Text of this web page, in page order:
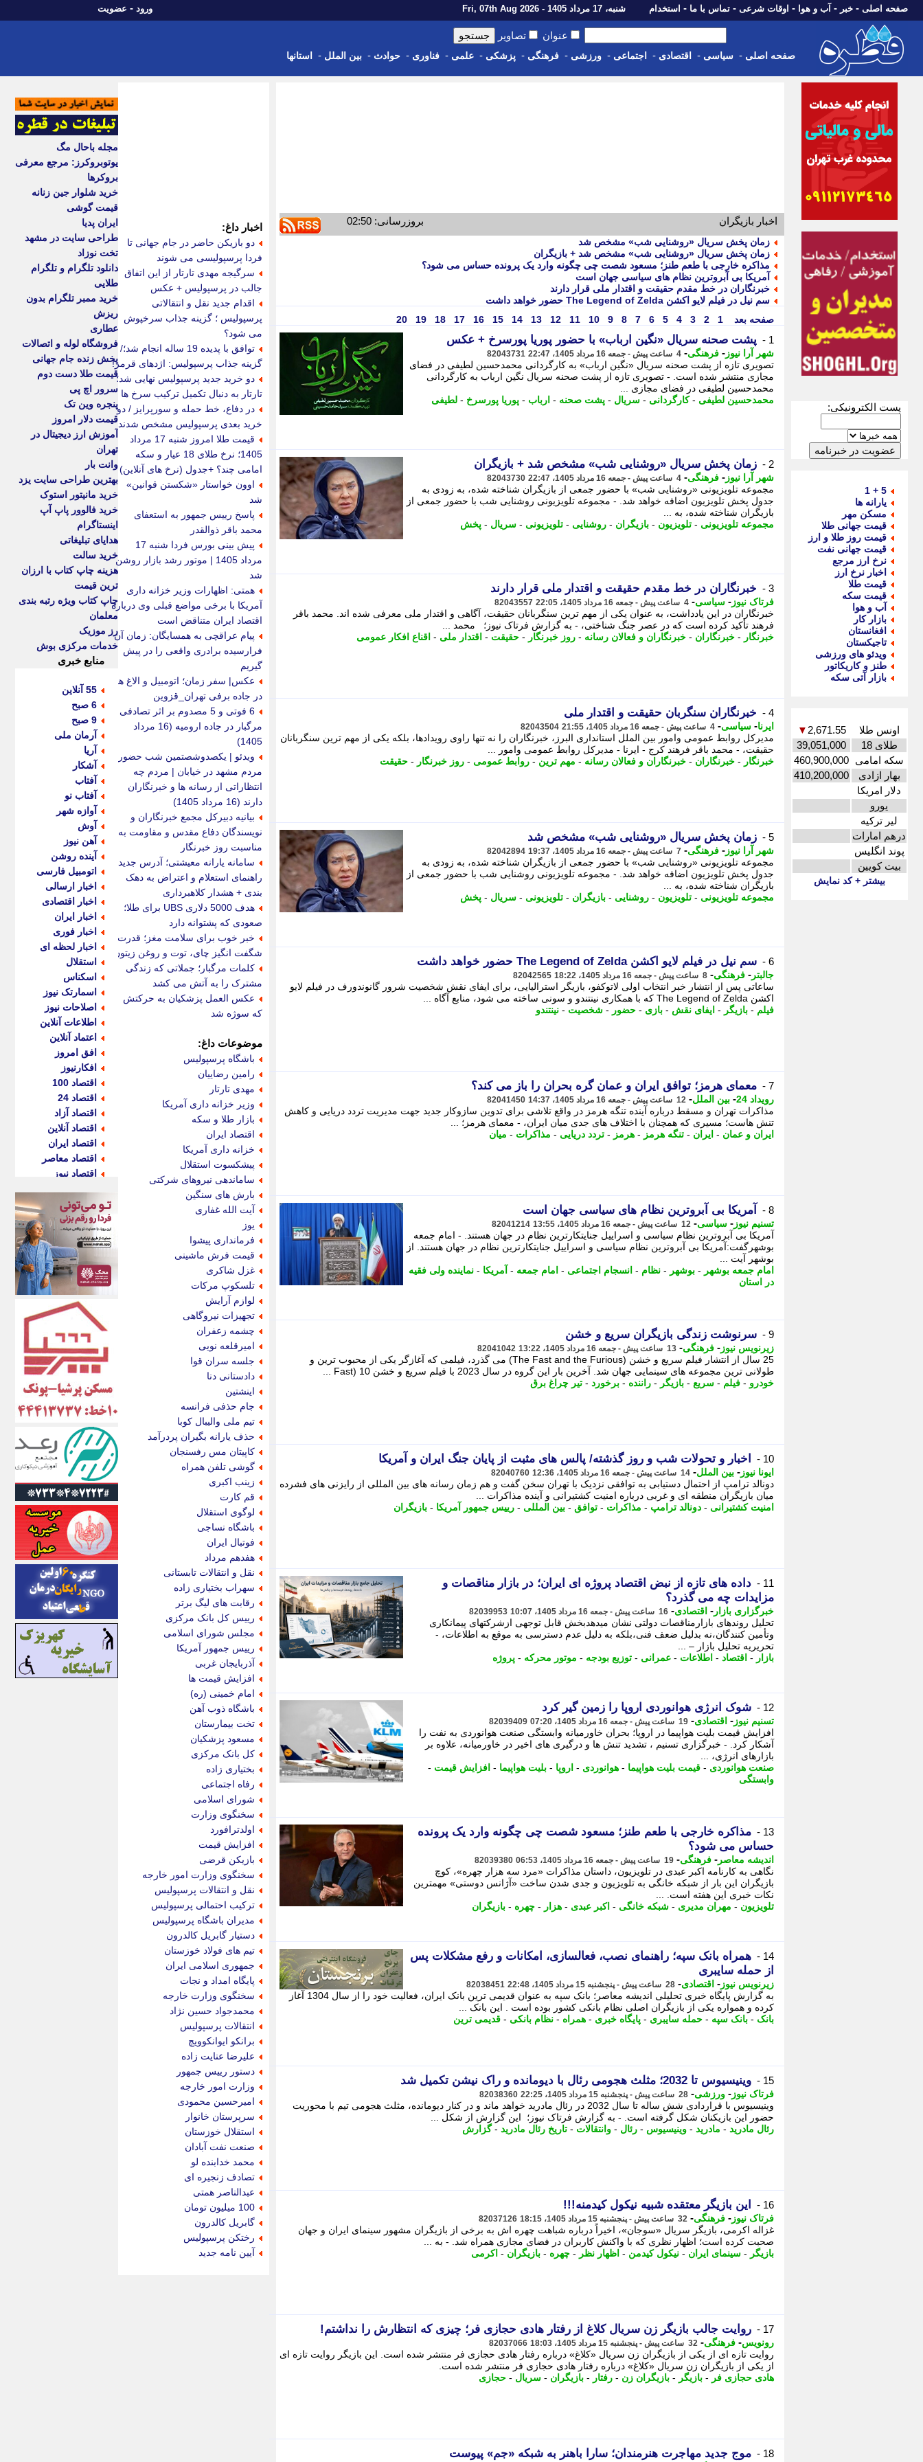
صفحه اصلی - خبر - آب و هوا - اوقات شرعی - تماس با ما - استخدام شنبه، 17 مرداد 1405 - Fri, 07th Aug 2026 ورود - عضویت
عنوان تصاویر
صفحه اصلی - سیاسی - اقتصادی - اجتماعی - ورزشی - فرهنگی - پزشکی - علمی - فناوری - حوادث - بین الملل - استانها
پست الکترونیکی:
5 + 1
یارانه ها
مسکن مهر
قیمت جهانی طلا
قیمت روز طلا و ارز
قیمت جهانی نفت
نرخ ارز مرجع
اخبار نرخ ارز
قیمت طلا
قیمت سکه
آب و هوا
بازار کار
افغانستان
تاجیکستان
ویدئو های ورزشی
طنز و کاریکاتور
بازار آتی سکه
اونس طلا 2,671.55
▼
طلای 18
39,051,000
سکه امامی 460,900,000
بهار ازادی
410,200,000
دلار امریکا
یورو
لیر ترکیه
درهم امارات
پوند انگلیس
بیت کویین
بیشتر + کد نمایش
اخبار بازیگران بروزرسانی: 02:50
زمان پخش سریال «روشنایی شب» مشخص شد
زمان پخش سریال «روشنایی شب» مشخص شد + بازیگران
مذاکره خارجی با طعم طنز؛ مسعود شصت چی چگونه وارد یک پرونده حساس می شود؟
آمریکا بی آبروترین نظام های سیاسی جهان است
خبرنگاران در خط مقدم حقیقت و اقتدار ملی قرار دارند
سم نیل در فیلم لایو اکشن The Legend of Zelda حضور خواهد داشت
صفحه بعد
1
2
3
4
5
6
7
8
9
10
11
12
13
14
15
16
17
18
19
20
1 - پشت صحنه سریال «نگین ارباب» با حضور پوریا پورسرخ + عکس
شهر آرا نیوز - فرهنگی- 4 ساعت پیش - جمعه 16 مرداد 1405، 22:47 82043731
تصویری تازه از پشت صحنه سریال «نگین ارباب» به کارگردانی محمدحسین لطیفی در فضای
مجازی منتشر شده است. - تصویری تازه از پشت صحنه سریال نگین ارباب به کارگردانی
محمدحسین لطیفی در فضای مجازی ...
محمدحسین لطیفی -کارگردانی - سریال - پشت صحنه - ارباب - پوریا پورسرخ - لطیفی
2 - زمان پخش سریال «روشنایی شب» مشخص شد + بازیگران
شهر آرا نیوز - فرهنگی- 4 ساعت پیش - جمعه 16 مرداد 1405، 22:47 82043730
مجموعه تلویزیونی «روشنایی شب» با حضور جمعی از بازیگران شناخته شده، به زودی به
جدول پخش تلویزیون اضافه خواهد شد. - مجموعه تلویزیونی روشنایی شب با حضور جمعی از
بازیگران شناخته شده، به ...
مجموعه تلویزیونی - تلویزیون - بازیگران - روشنایی - تلویزیونی - سریال - پخش
3 - خبرنگاران در خط مقدم حقیقت و اقتدار ملی قرار دارند
فرتاک نیوز - سیاسی- 4 ساعت پیش - جمعه 16 مرداد 1405، 22:05 82043557
خبرنگاران در این یادداشت، به عنوان یکی از مهم ترین سنگربانان حقیقت، آگاهی و اقتدار ملی معرفی شده اند. محمد باقر
فرهند تأکید کرده است که در عصر جنگ شناختی، - به گزارش فرتاک نیوز؛ محمد ...
خبرنگار - خبرنگاران - خبرنگاران و فعالان رسانه - روز خبرنگار - حقیقت - اقتدار ملی - اقناع افکار عمومی
4 - خبرنگاران سنگربان حقیقت و اقتدار ملی
ایرنا- سیاسی- 4 ساعت پیش - جمعه 16 مرداد 1405، 21:55 82043504
مدیرکل روابط عمومی وامور بین الملل استانداری البرز، خبرنگاران را نه تنها راوی رویدادها، بلکه یکی از مهم ترین سنگربانان
حقیقت، - محمد باقر فرهند کرج - ایرنا - مدیرکل روابط عمومی وامور ...
خبرنگار - خبرنگاران - خبرنگاران و فعالان رسانه - مهم ترین - روابط عمومی - روز خبرنگار - حقیقت
5 - زمان پخش سریال «روشنایی شب» مشخص شد
شهر آرا نیوز - فرهنگی- 7 ساعت پیش - جمعه 16 مرداد 1405، 19:37 82042894
مجموعه تلویزیونی «روشنایی شب» با حضور جمعی از بازیگران شناخته شده، به زودی به
جدول پخش تلویزیون اضافه خواهد شد. - مجموعه تلویزیونی روشنایی شب با حضور جمعی از
بازیگران شناخته شده، به ...
مجموعه تلویزیونی - تلویزیون - روشنایی - بازیگران - تلویزیونی - سریال - پخش
6 - سم نیل در فیلم لایو اکشن The Legend of Zelda حضور خواهد داشت
جالبتر - فرهنگی- 8 ساعت پیش - جمعه 16 مرداد 1405، 18:22 82042565
ساعاتی پس از انتشار خبر انتخاب اولی لاتوکفو، بازیگر استرالیایی، برای ایفای نقش شخصیت شرور گانوندورف در فیلم لایو
اکشن The Legend of Zelda که با همکاری نینتندو و سونی ساخته می شود، منابع آگاه ...
فیلم - بازیگر - ایفای نقش - بازی - حضور - شخصیت - نینتندو
7 - معمای هرمز؛ توافق ایران و عمان گره بحران را باز می کند؟
رویداد 24 - بین الملل- 12 ساعت پیش - جمعه 16 مرداد 1405، 14:37 82041450
مذاکرات تهران و مسقط درباره آینده تنگه هرمز در واقع تلاشی برای تدوین سازوکار جدید جهت مدیریت تردد دریایی و کاهش
تنش هاست؛ مسیری که همچنان با اختلاف های جدی میان ایران، - معمای هرمز؛ ...
ایران و عمان - ایران - تنگه هرمز - هرمز - تردد دریایی - مذاکرات - میان
8 - آمریکا بی آبروترین نظام های سیاسی جهان است
تسنیم نیوز - سیاسی- 12 ساعت پیش - جمعه 16 مرداد 1405، 13:55 82041214
آمریکا بی آبروترین نظام سیاسی و اسراییل جنایتکارترین نظام در جهان هستند. - امام جمعه
بوشهرگفت:آمریکا بی آبروترین نظام سیاسی و اسراییل جنایتکارترین نظام در جهان هستند. از
بوشهر آیت ...
امام جمعه بوشهر - بوشهر - نظام - انسجام اجتماعی - امام جمعه - آمریکا - نماینده ولی فقیه
در استان
9 - سرنوشت زندگی بازیگران سریع و خشن
زیرنویس نیوز - فرهنگی- 13 ساعت پیش - جمعه 16 مرداد 1405، 13:22 82041042
25 سال از انتشار فیلم سریع و خشن (The Fast and the Furious) می گذرد، فیلمی که آغازگر یکی از محبوب ترین و
طولانی ترین مجموعه های سینمایی جهان شد. آخرین بار این گروه در سال 2023 با فیلم سریع و خشن 10 (Fast ...
خودرو - فیلم - سریع - بازیگر - راننده - برخورد - تیر چراغ برق
10 - اخبار و تحولات شب و روز گذشته/ پالس های مثبت از پایان جنگ ایران و آمریکا
ایونا نیوز - بین الملل- 14 ساعت پیش - جمعه 16 مرداد 1405، 12:36 82040760
دونالد ترامپ از احتمال دستیابی به توافقی نزدیک با تهران سخن گفت و هم زمان رسانه های بین المللی از رایزنی های فشرده
میان بازیگران منطقه ای و غربی درباره امنیت کشتیرانی و آینده مذاکرات ...
امنیت کشتیرانی - دونالد ترامپ - مذاکرات - توافق - بین المللی - رییس جمهور آمریکا - بازیگران
11 -
داده های تازه از نبض اقتصاد پروژه ای ایران؛ در بازار مناقصات و
مزایدات چه می گذرد؟
خبرگزاری بازار - اقتصادی- 16 ساعت پیش - جمعه 16 مرداد 1405، 10:07 82039953
تحلیل روندهای بازارمناقصات دولتی نشان میدهدبخش قابل توجهی ازشرکتهای پیمانکاری
وتأمین کنندگان،نه بدلیل ضعف فنی،بلکه به دلیل عدم دسترسی به موقع به اطلاعات، -
تحریریه تحلیل بازار – ...
بازار - اقتصاد - اطلاعات - عمرانی - توزیع بودجه - موتور محرکه - پروژه
12 - شوک انرژی هوانوردی اروپا را زمین گیر کرد
تسنیم نیوز - اقتصادی- 19 ساعت پیش - جمعه 16 مرداد 1405، 07:20 82039409
افزایش قیمت بلیت هواپیما در اروپا؛ بحران خاورمیانه وابستگی صنعت هوانوردی به نفت را
آشکار کرد. - خبرگزاری تسنیم ، تشدید تنش ها و درگیری های اخیر در خاورمیانه، علاوه بر
بازارهای انرژی، ...
صنعت هوانوردی - قیمت بلیت هواپیما - هوانوردی - اروپا - بلیت هواپیما - افزایش قیمت -
وابستگی
13 -
مذاکره خارجی با طعم طنز؛ مسعود شصت چی چگونه وارد یک پرونده
حساس می شود؟
اندیشه معاصر - فرهنگی- 19 ساعت پیش - جمعه 16 مرداد 1405، 06:53 82039380
نگاهی به کارنامه اکبر عبدی در تلویزیون، داستان مذاکرات «مرد سه هزار چهره»، کوچ
بازیگران این بار از شبکه خانگی به تلویزیون و جدی شدن ساخت «آژانس دوستی» مهمترین
نکات خبری این هفته است. ...
تلویزیون - مهران مدیری - شبکه خانگی - اکبر عبدی - هزار - چهره - بازیگران
14 -
همراه بانک سپه؛ راهنمای نصب، فعالسازی، امکانات و رفع مشکلات پس
از حمله سایبری
زیرنویس نیوز - اقتصادی- 28 ساعت پیش - پنجشنبه 15 مرداد 1405، 22:48 82038451
به گزارش پایگاه خبری تحلیلی اندیشه معاصر؛ بانک سپه به عنوان قدیمی ترین بانک ایران، فعالیت خود را از سال 1304 آغاز
کرده و همواره یکی از بازیگران اصلی نظام بانکی کشور بوده است . این بانک ...
بانک - بانک سپه - حمله سایبری - پایگاه خبری - همراه - نظام بانکی - قدیمی ترین
15 - وینیسیوس تا 2032؛ مثلث هجومی رئال با دیومانده و راک نیشن تکمیل شد
فرتاک نیوز - ورزشی- 28 ساعت پیش - پنجشنبه 15 مرداد 1405، 22:25 82038360
وینیسیوس با قراردادی شش ساله تا سال 2032 در رئال مادرید خواهد ماند و در کنار دیومانده، مثلث هجومی تیم با محوریت
حضور این بازیکنان شکل گرفته است. - به گزارش فرتاک نیوز؛ این گزارش از شکل ...
رئال مادرید - مادرید - وینیسیوس - رئال - وانتقالات - تاریخ رئال مادرید -گزارش
16 - این بازیگر معتقده شبیه نیکول کیدمنه!!!
فرتاک نیوز - فرهنگی- 32 ساعت پیش - پنجشنبه 15 مرداد 1405، 18:15 82037126
غزاله اکرمی، بازیگر سریال «سوجان»، اخیراً درباره شباهت چهره اش به برخی از بازیگران مشهور سینمای ایران و جهان
صحبت کرده است؛ اظهار نظری که با واکنش کاربران در فضای مجازی همراه شد. - به ...
بازیگر - سینمای ایران - نیکول کیدمن - اظهار نظر - چهره - بازیگران - اکرمی
17 - روایت جالب بازیگر زن سریال کلاغ از رفتار هادی حجازی فر؛ چیزی که انتظارش را نداشتم!
رونویس- فرهنگی- 32 ساعت پیش - پنجشنبه 15 مرداد 1405، 18:03 82037066
روایت تازه ای از یکی از بازیگران زن سریال «کلاغ» درباره رفتار هادی حجازی فر منتشر شده است. این بازیگر روایت تازه ای
از یکی از بازیگران زن سریال «کلاغ» درباره رفتار هادی حجازی فر منتشر شده است.
هادی حجازی فر - بازیگر - بازیگران زن - رفتار - بازیگران - سریال - حجازی
18 - موج جدید مهاجرت هنرمندان؛ سارا باهنر به شبکه «جم» پیوست
اخبار داغ:
دو بازیکن حاضر در جام جهانی تا
فردا پرسپولیسی می شوند
سرگیجه مهدی تارتار از این اتفاق
جالب در پرسپولیس + عکس
اقدام جدید نقل و انتقالاتی
پرسپولیس ؛ گزینه جذاب سرخپوش
می شود؟
توافق با پدیده 19 ساله انجام شد؛/
گزینه جذاب پرسپولیس: اژدهای قرمز!
دو خرید جدید پرسپولیس نهایی شد؛
تارتار به دنبال تکمیل ترکیب سرخ ها
در دفاع، خط حمله و سورپرایز / دو
خرید بعدی پرسپولیس مشخص شدند
قیمت طلا امروز شنبه 17 مرداد
1405؛ نرخ طلای 18 عیار و سکه
امامی چند؟ +جدول (نرخ های آنلاین)
اوون خواستار «شکستن قوانین»
شد
پاسخ رییس جمهور به استعفای
محمد باقر ذوالقدر
پیش بینی بورس فردا شنبه 17
مرداد 1405 | موتور رشد بازار روشن
شد
همتی: اظهارات وزیر خزانه داری
آمریکا با برخی مواضع قبلی وی درباره
اقتصاد ایران متناقض است
پیام عراقچی به همسایگان: زمان آن
فرارسیده برادری واقعی را در پیش
گیریم
عکس| سفر زمان؛ اتومبیل و الاغ ها
در جاده برفی تهران_قزوین
6 فوتی و 5 مصدوم بر اثر تصادفی
مرگبار در جاده ارومیه (16 مرداد
1405)
ویدئو | یکصدوشصتمین شب حضور
مردم مشهد در خیابان | مردم چه
انتظاراتی از رسانه ها و خبرنگاران
دارند (16 مرداد 1405)
بیانیه دبیرکل مجمع خبرنگاران و
نویسندگان دفاع مقدس و مقاومت به
مناسبت روز خبرنگار
سامانه یارانه معیشتی؛ آدرس جدید،
راهنمای استعلام و اعتراض به دهک
بندی + هشدار کلاهبرداری
هدف 5000 دلاری UBS برای طلا؛
صعودی که پشتوانه دارد
خبر خوب برای سلامت مغز؛ قدرت
شگفت انگیز چای، توت و روغن زیتون
کلمات مرگبار؛ جملاتی که زندگی
مشترک را به آتش می کشد
عکس العمل پزشکیان به حرکتش
که سوژه شد
موضوعات داغ:
باشگاه پرسپولیس
رامین رضاییان
مهدی تارتار
وزیر خزانه داری آمریکا
بازار طلا و سکه
اقتصاد ایران
خزانه داری آمریکا
پیشکسوت استقلال
ساماندهی نیروهای شرکتی
بارش های سنگین
آیت الله غفاری
یوز
فرمانداری پیشوا
قیمت فرش ماشینی
غزل شاکری
تلسکوپ مرکات
لوازم آرایش
تجهیزات نیروگاهی
چشمه زعفران
امیرقلعه نویی
جلسه سران قوا
دادستانی دنا
اینشتین
جام حذفی فرانسه
تیم ملی والیبال کوبا
حذف یارانه بگیران پردرآمد
کاپیتان مس رفسنجان
گوشی تلفن همراه
زینب اکبری
قم کارت
لوگوی استقلال
باشگاه نساجی
فوتبال ایران
هفدهم مرداد
نقل و انتقالات تابستانی
سهراب بختیاری زاده
رقابت های لیگ برتر
رییس کل بانک مرکزی
مجلس شورای اسلامی
رییس جمهور آمریکا
آذربایجان غربی
افزایش قیمت ها
امام خمینی (ره)
باشگاه ذوب آهن
تخت بیمارستان
مسعود پزشکیان
کل بانک مرکزی
بختیاری زاده
رفاه اجتماعی
شورای اسلامی
سخنگوی وزارت
اولدترافورد
افزایش قیمت
بازیکن قرضی
سخنگوی وزارت امور خارجه
نقل و انتقالات پرسپولیس
ترکیب احتمالی پرسپولیس
مدیران باشگاه پرسپولیس
دستیار گابریل کالدرون
تیم های فولاد خوزستان
جمهوری اسلامی ایران
پایگاه امداد و نجات
سخنگوی وزارت خارجه
محمدجواد حسین نژاد
انتقالات پرسپولیس
برانکو ایوانکوویچ
علیرضا عنایت زاده
دستور رییس جمهور
وزارت امور خارجه
امیرحسین محمودی
سرپرستان خانوار
استقلال خوزستان
صنعت نفت آبادان
محمد خدابنده لو
تصادف زنجیره ای
عبدالناصر همتی
100 میلیون تومان
گابریل کالدرون
رختکن پرسپولیس
آیین نامه جدید
مجله باحال مگ
یوتوبروکرز: مرجع معرفی
بروکرها
خرید شلوار جین زنانه
قیمت گوشی
ایران پدیا
طراحی سایت در مشهد
تخت نوزاد
دانلود تلگرام و تلگرام
طلایی
خرید ممبر تلگرام بدون
ریزش
عطاری
فروشگاه لوله و اتصالات
پخش زنده جام جهانی
قیمت طلا دست دوم
سرور اچ پی
پنجره وین تک
قیمت دلار امروز
آموزش ارز دیجیتال در
تهران
وانت بار
بهترین طراحی سایت یزد
خرید مانیتور استوک
خرید فالوور پاپ آپ
اینستاگرام
هدایای تبلیغاتی
خرید سالت
هزینه چاپ کتاب با ارزان
ترین قیمت
چاپ کتاب ویژه رتبه بندی
معلمان
رز موزیک
خدمات مرکزی بوش
منابع خبری
55 آنلاین
6 صبح
9 صبح
آرمان ملی
آریا
آشکار
آفتاب
آفتاب نو
آوازه شهر
آوش
آهن نیوز
آینده روشن
اتومبیل فارسی
اخبار ارسالی
اخبار اقتصادی
اخبار ایران
اخبار فوری
اخبار لحظه ای
استقلال
اسکناس
اسمارتک نیوز
اصلاحات نیوز
اطلاعات آنلاین
اعتماد آنلاین
افق امروز
افکارنیوز
اقتصاد 100
اقتصاد 24
اقتصاد آزاد
اقتصاد آنلاین
اقتصاد ایران
اقتصاد معاصر
اقتصاد نیوز
اکوفارس
اکونگار
اکونیوز
الف
انتشار آنلاین
اندیشه قرن
اندیشه معاصر
اندیشه ها
انرژی پرس
ای استخدام
ایتنا
ایراف
ایران آرت
ایران آنلاین
ایران زندگی
ایران فوری
ایرانی روز
ایرانیتال
ایرنا
ایسکانیوز
ایسنا
ایکنا
ایلنا
اینتیتر
ایونا نیوز
بازتاب آنلاین
باشگاه خبرنگاران
باغستان نیوز
بامبوک
ببین و بخون
بدینسان
بنکر